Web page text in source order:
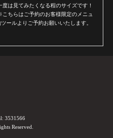
は見てみたくなる程のサイズです！
ちらはご予約のお客様限定のメニュ
ールよりご予約お願いいたします。
3531566
Reserved.